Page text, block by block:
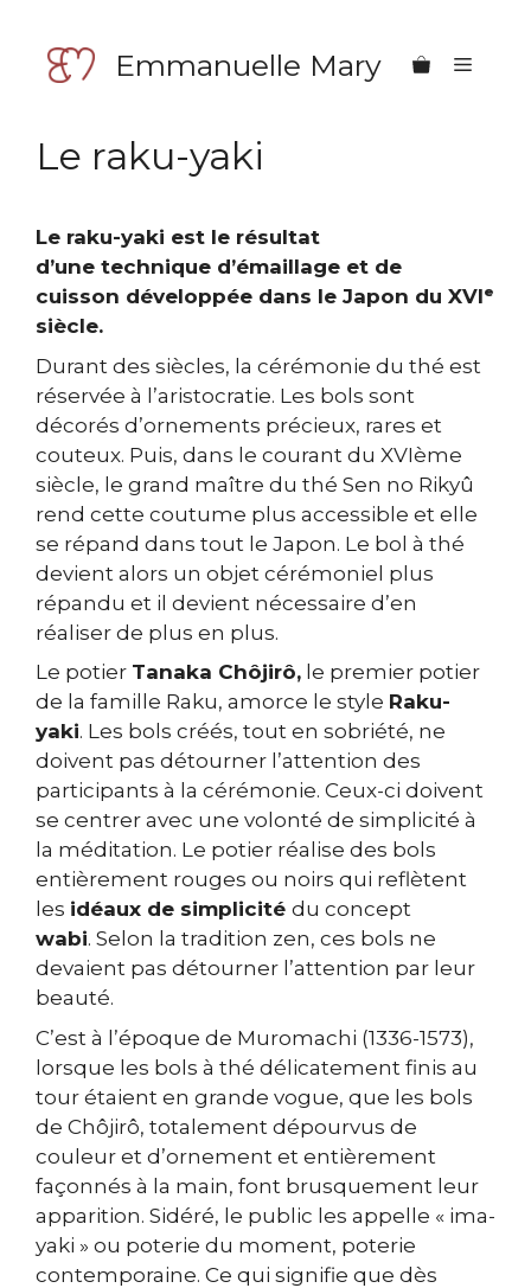
contenu
Emmanuelle Mary Menu
Le raku-yaki
Le raku-yaki est le résultat
d’une technique d’émaillage et de
cuisson développée dans le Japon du XVIᵉ
siècle.
Durant des siècles, la cérémonie du thé est
réservée à l’aristocratie. Les bols sont
décorés d’ornements précieux, rares et
couteux. Puis, dans le courant du XVIème
siècle, le grand maître du thé Sen no Rikyû
rend cette coutume plus accessible et elle
se répand dans tout le Japon. Le bol à thé
devient alors un objet cérémoniel plus
répandu et il devient nécessaire d’en
réaliser de plus en plus.
Le potier Tanaka Chôjirô, le premier potier
de la famille Raku, amorce le style Raku-
yaki. Les bols créés, tout en sobriété, ne
doivent pas détourner l’attention des
participants à la cérémonie. Ceux-ci doivent
se centrer avec une volonté de simplicité à
la méditation. Le potier réalise des bols
entièrement rouges ou noirs qui reflètent
les idéaux de simplicité du concept
wabi. Selon la tradition zen, ces bols ne
devaient pas détourner l’attention par leur
beauté.
C’est à l’époque de Muromachi (1336-1573),
lorsque les bols à thé délicatement finis au
tour étaient en grande vogue, que les bols
de Chôjirô, totalement dépourvus de
couleur et d’ornement et entièrement
façonnés à la main, font brusquement leur
apparition. Sidéré, le public les appelle « ima-
yaki » ou poterie du moment, poterie
contemporaine. Ce qui signifie que dès